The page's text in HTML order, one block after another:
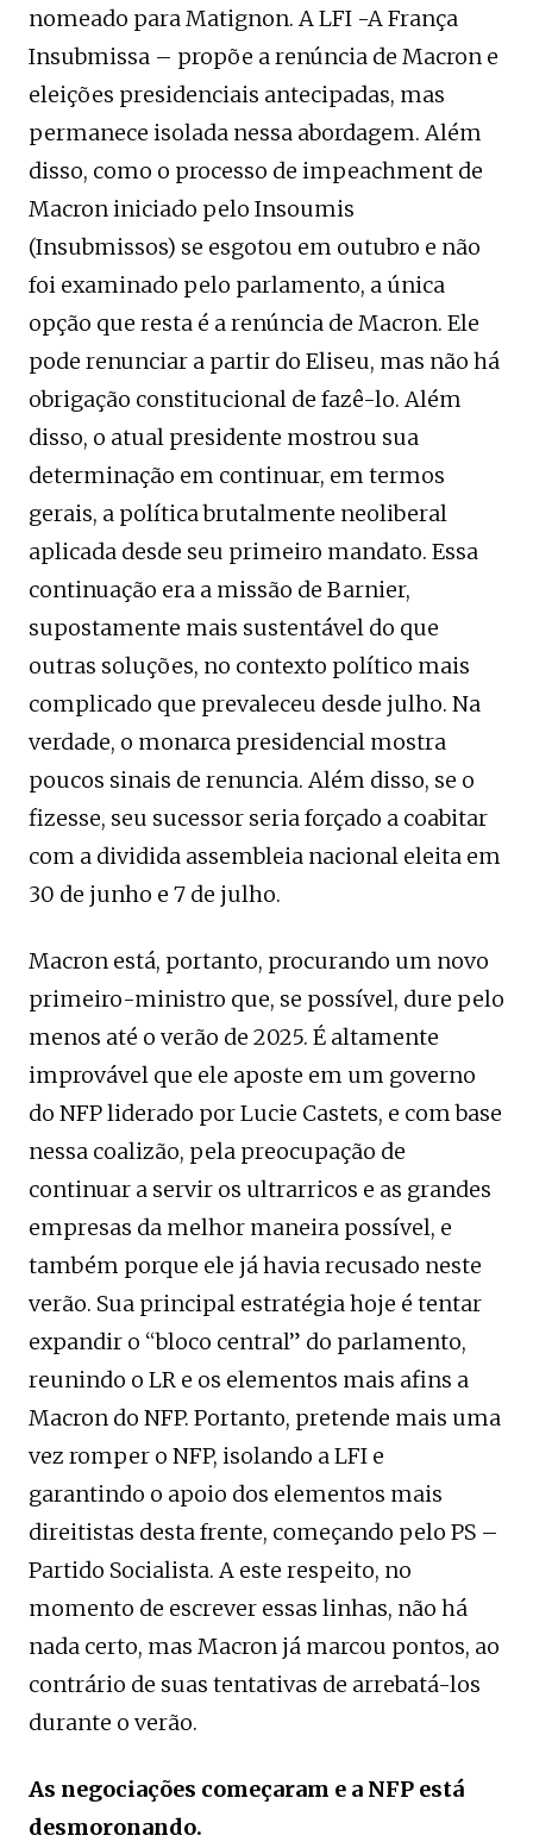
nomeado para Matignon. A LFI -A França
Insubmissa – propõe a renúncia de Macron e
eleições presidenciais antecipadas, mas
permanece isolada nessa abordagem. Além
disso, como o processo de impeachment de
Macron iniciado pelo Insoumis
(Insubmissos) se esgotou em outubro e não
foi examinado pelo parlamento, a única
opção que resta é a renúncia de Macron. Ele
pode renunciar a partir do Eliseu, mas não há
obrigação constitucional de fazê-lo. Além
disso, o atual presidente mostrou sua
determinação em continuar, em termos
gerais, a política brutalmente neoliberal
aplicada desde seu primeiro mandato. Essa
continuação era a missão de Barnier,
supostamente mais sustentável do que
outras soluções, no contexto político mais
complicado que prevaleceu desde julho. Na
verdade, o monarca presidencial mostra
poucos sinais de renuncia. Além disso, se o
fizesse, seu sucessor seria forçado a coabitar
com a dividida assembleia nacional eleita em
30 de junho e 7 de julho.
Macron está, portanto, procurando um novo
primeiro-ministro que, se possível, dure pelo
menos até o verão de 2025. É altamente
improvável que ele aposte em um governo
do NFP liderado por Lucie Castets, e com base
nessa coalizão, pela preocupação de
continuar a servir os ultrarricos e as grandes
empresas da melhor maneira possível, e
também porque ele já havia recusado neste
verão. Sua principal estratégia hoje é tentar
expandir o “bloco central” do parlamento,
reunindo o LR e os elementos mais afins a
Macron do NFP. Portanto, pretende mais uma
vez romper o NFP, isolando a LFI e
garantindo o apoio dos elementos mais
direitistas desta frente, começando pelo PS –
Partido Socialista. A este respeito, no
momento de escrever essas linhas, não há
nada certo, mas Macron já marcou pontos, ao
contrário de suas tentativas de arrebatá-los
durante o verão.
As negociações começaram e a NFP está
desmoronando.